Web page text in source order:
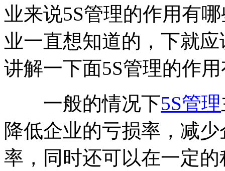
业来说5S管理的作用有
业一直想知道的，下就
讲解一下面5S管理的作
一般的情况下5S管理
降低企业的亏损率，减
率，同时还可以在一定